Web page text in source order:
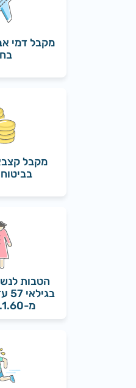
מקבל דמי
מקבל
בביטוח
הטבות
מ-1.1.60 ואילך)